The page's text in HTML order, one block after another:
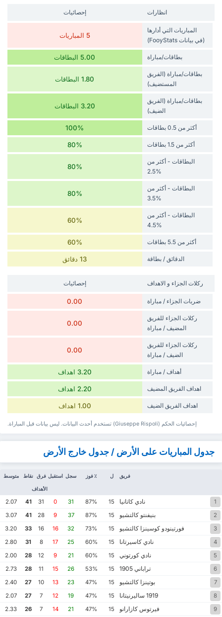
انظارات إحصائيات
المباريات التي أدارها
(في بيانات FooyStats)
5 المباريات
بطاقات/مباراة 5.00 البطاقات
بطاقات/مباراة (الفريق
المستضيف)
1.80 البطاقات
بطاقات/مباراة (الفريق
الضيف)
3.20 البطاقات
أكثر من 0.5 بطاقات 100%
أكثر من 1.5 بطاقات 80%
البطاقات - أكثر من
%2.5
80%
البطاقات - أكثر من
%3.5
80%
البطاقات - أكثر من
%4.5
60%
أكثر من 5.5 بطاقات 60%
الدقائق / بطاقة 13 دقائق
‏ركلات الجزاء و الاهداف إحصائيات
ضربات الجزاء / مباراة 0.00
‏ركلات الجزاء للفريق
المضيف / مباراة
0.00
‏ركلات الجزاء للفريق
الضيف / مباراة
0.00
أهداف / مباراة 3.20 اهداف
‏اهداف الفريق المضيف 2.20 اهداف
‏اهداف الفريق الضيف 1.00 اهداف
إحصائيات الحكم (Giuseppe Rispoli) تستخدم أحدث البيانات. ليس بيانات قبل المباراة.
جدول المباريات على الأرض / جدول خارج الأرض
فريق ل ٪ فوز سجل استقبل فرق
الأهداف
نقاط متوسط
1 نادي كاتانيا 15
87%
31
0
31
41
2.07
2
بنيفنتو كالتشيو 15
87%
37
9
28
41
3.07
3
فورتينودو كوسينزا كالتشيو 15
73%
32
16
16
33
3.20
4
نادي كاسيرتانا 15
60%
25
17
8
31
2.80
5
نادي كورتوني 15
60%
21
9
12
28
2.00
6
تراباني 1905 15
53%
26
15
11
28
2.73
7
بوتينزا كالتشيو 15
47%
23
13
10
27
2.40
8
15
47%
19
12
7
27
2.07
9
فيرتوس كازارانو 15
47%
21
14
7
26
2.33